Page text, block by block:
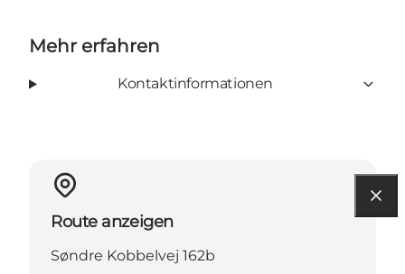
Mehr erfahren
Kontaktinformationen
Route anzeigen
Søndre Kobbelvej 162b